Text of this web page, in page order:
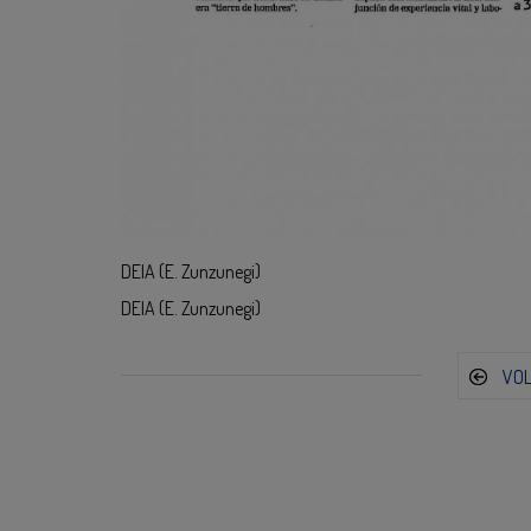
DEIA (E. Zunzunegi)
DEIA (E. Zunzunegi)